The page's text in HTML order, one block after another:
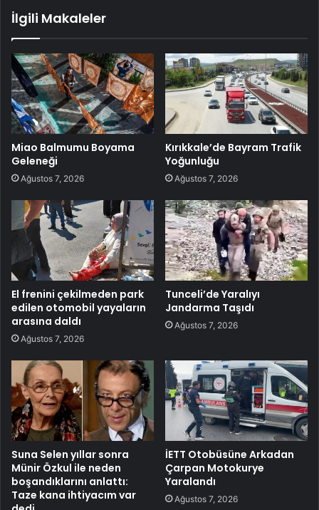
İlgili Makaleler
Miao Balmumu Boyama
Geleneği
Ağustos 7, 2026
Kırıkkale’de Bayram Trafik
Yoğunluğu
Ağustos 7, 2026
El frenini çekilmeden park
edilen otomobil yayaların
arasına daldı
Ağustos 7, 2026
Tunceli’de Yaralıyı
Jandarma Taşıdı
Ağustos 7, 2026
Suna Selen yıllar sonra
Münir Özkul ile neden
boşandıklarını anlattı:
Taze kana ihtiyacım var
İETT Otobüsüne Arkadan
Çarpan Motokurye
Yaralandı
Ağustos 7, 2026